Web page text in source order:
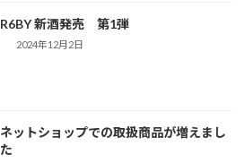
R6BY 新酒発売 第1弾
2024年12月2日
ネットショップでの取扱商品が増えまし
た